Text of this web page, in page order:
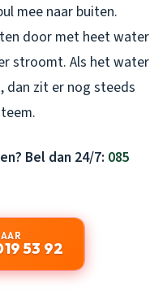
mee naar buiten.
door met heet water
stroomt. Als het water
dan zit er nog steeds
Bel dan 24/7: 085
53 92